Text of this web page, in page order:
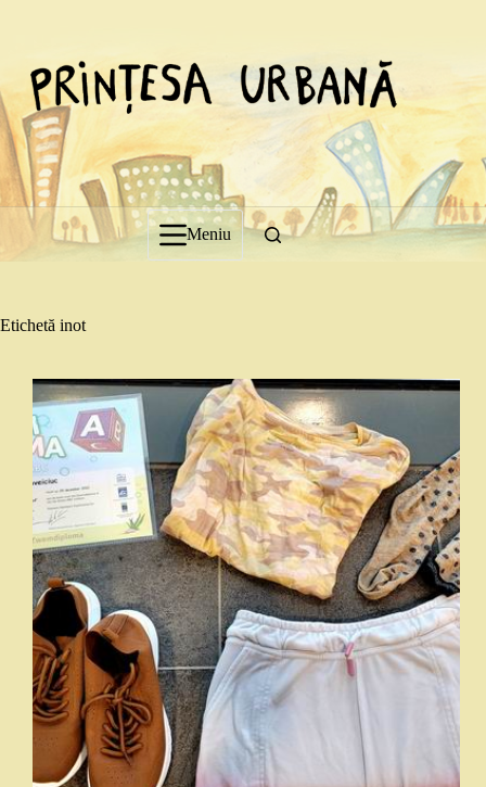
Meniu
Etichetă inot